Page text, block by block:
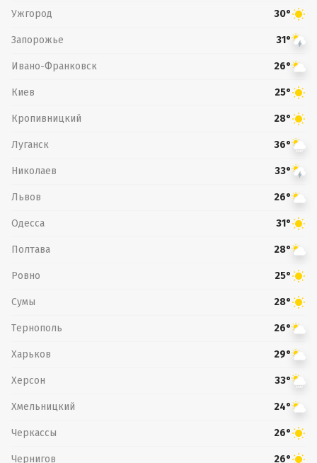
Ужгород 30°
Запорожье 31°
Ивано-Франковск 26°
Киев 25°
Кропивницкий 28°
Луганск 36°
Николаев 33°
Львов 26°
Одесса 31°
Полтава 28°
Ровно 25°
Сумы 28°
Тернополь 26°
Харьков 29°
Херсон 33°
Хмельницкий 24°
Черкассы 26°
Чернигов 26°